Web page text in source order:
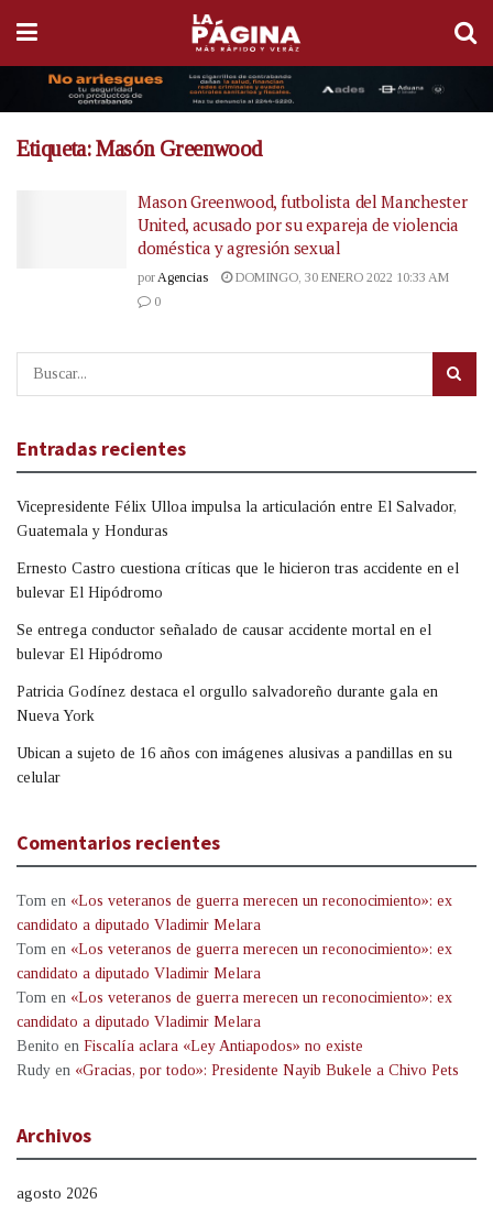
Etiqueta:Masón Greenwood
Mason Greenwood, futbolista del Manchester
United, acusado por su expareja de violencia
doméstica y agresión sexual
por Agencias
DOMINGO, 30 ENERO 2022 10:33 AM
0
Entradas recientes
Vicepresidente Félix Ulloa impulsa la articulación entre El Salvador,
Guatemala y Honduras
Ernesto Castro cuestiona críticas que le hicieron tras accidente en el
bulevar El Hipódromo
Se entrega conductor señalado de causar accidente mortal en el
bulevar El Hipódromo
Patricia Godínez destaca el orgullo salvadoreño durante gala en
Nueva York
Ubican a sujeto de 16 años con imágenes alusivas a pandillas en su
celular
Comentarios recientes
Tom en «Los veteranos de guerra merecen un reconocimiento»: ex
candidato a diputado Vladimir Melara
Tom en «Los veteranos de guerra merecen un reconocimiento»: ex
candidato a diputado Vladimir Melara
Tom en «Los veteranos de guerra merecen un reconocimiento»: ex
candidato a diputado Vladimir Melara
Benito en Fiscalía aclara «Ley Antiapodos» no existe
Rudy en «Gracias, por todo»: Presidente Nayib Bukele a Chivo Pets
Archivos
agosto 2026